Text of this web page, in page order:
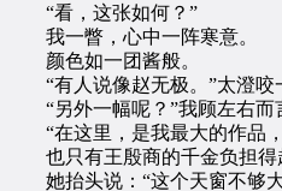
“看，这张如何？”
我一瞥，心中一阵寒意。
颜色如一团酱般。
“有人说像赵无极。”太澄咬
“另外一幅呢？”我顾左右而
“在这里，是我最大的作品，
也只有王殷商的千金负担得
她抬头说：“这个天窗不够大